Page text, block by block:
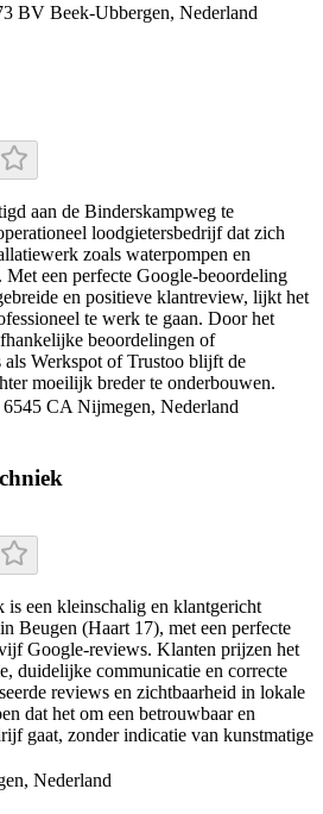
BV Beek-Ubbergen, Nederland
aan de Binderskampweg te
loodgietersbedrijf dat zich
zoals waterpompen en
Met een perfecte Google-beoordeling
en positieve klantreview, lijkt het
te werk te gaan. Door het
beoordelingen of
Werkspot of Trustoo blijft de
moeilijk breder te onderbouwen.
CA Nijmegen, Nederland
een kleinschalig en klantgericht
Beugen (Haart 17), met een perfecte
Google‑reviews. Klanten prijzen het
duidelijke communicatie en correcte
reviews en zichtbaarheid in lokale
dat het om een betrouwbaar en
gaat, zonder indicatie van kunstmatige
Nederland